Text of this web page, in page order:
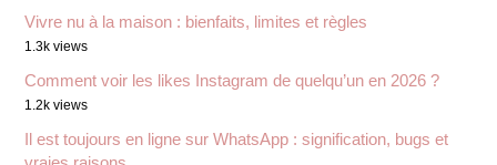
Vivre nu à la maison : bienfaits, limites et règles
1.3k views
Comment voir les likes Instagram de quelqu’un en 2026 ?
1.2k views
Il est toujours en ligne sur WhatsApp : signification, bugs et